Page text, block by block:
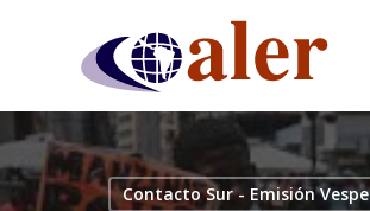
content
Contacto Sur - Emisión